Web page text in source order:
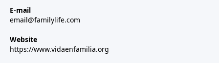
E-mail
email@familylife.com
Website
https://www.vidaenfamilia.org